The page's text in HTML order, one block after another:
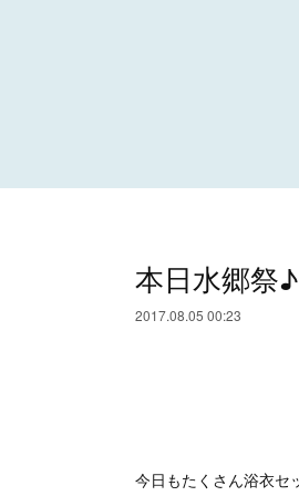
本日水郷祭♪
2017.08.05 00:23
今日もたくさん浴衣セ